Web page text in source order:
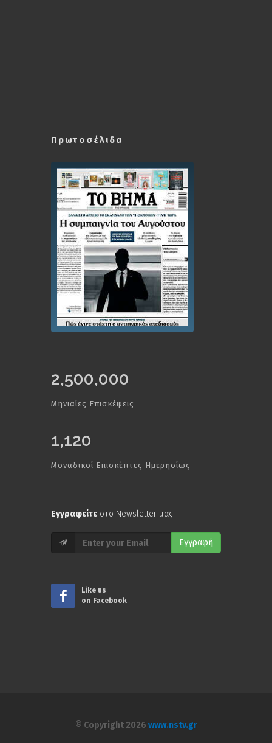
Πρωτοσέλιδα
2,500,000
Μηνιαίες Επισκέψεις
1,120
Μοναδικοί Επισκέπτες Ημερησίως
Εγγραφείτε στο Newsletter μας:
Εγγραφή
Like us
on Facebook
© Copyright 2026 www.nstv.gr